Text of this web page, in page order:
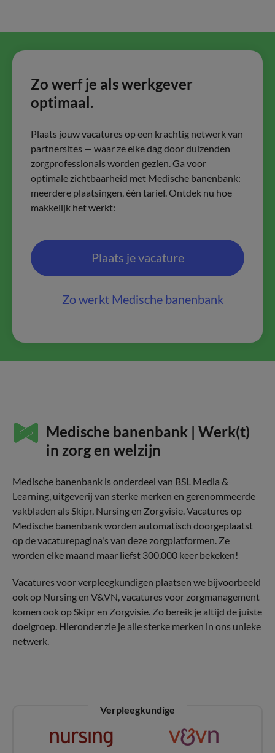
Zo werf je als werkgever
optimaal.
Plaats jouw vacatures op een krachtig netwerk van
partnersites — waar ze elke dag door duizenden
zorgprofessionals worden gezien. Ga voor
optimale zichtbaarheid met Medische banenbank:
meerdere plaatsingen, één tarief. Ontdek nu hoe
makkelijk het werkt:
Plaats je vacature
Zo werkt Medische banenbank
Medische banenbank | Werk(t)
in zorg en welzijn
Medische banenbank is onderdeel van BSL Media &
Learning, uitgeverij van sterke merken en gerenommeerde
vakbladen als Skipr, Nursing en Zorgvisie. Vacatures op
Medische banenbank worden automatisch doorgeplaatst
op de vacaturepagina's van deze zorgplatformen. Ze
worden elke maand maar liefst 300.000 keer bekeken!
Vacatures voor verpleegkundigen plaatsen we bijvoorbeeld
ook op Nursing en V&VN, vacatures voor zorgmanagement
komen ook op Skipr en Zorgvisie. Zo bereik je altijd de juiste
doelgroep. Hieronder zie je alle sterke merken in ons unieke
netwerk.
Verpleegkundige